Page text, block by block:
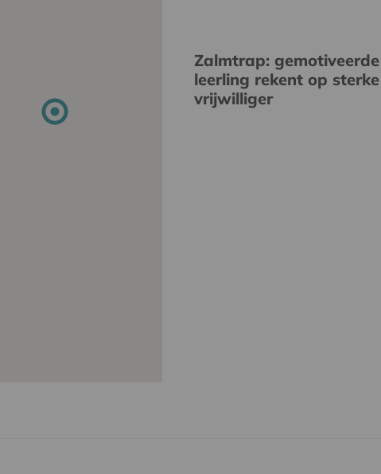
Zalmtrap: gemotiveerde
leerling rekent op sterke
vrijwilliger